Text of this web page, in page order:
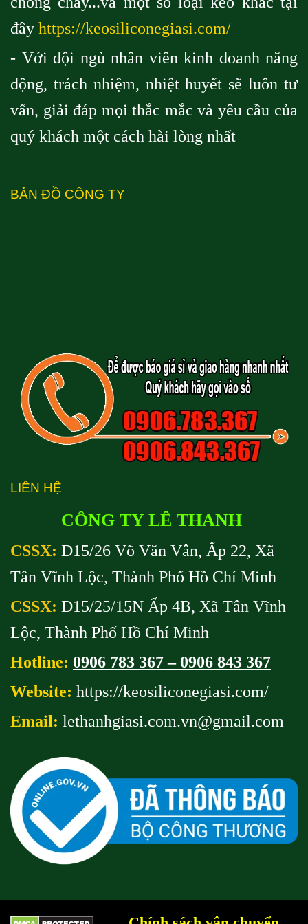
đây https://keosiliconegiasi.com/
- Với đội ngủ nhân viên kinh doanh năng
động, trách nhiệm, nhiệt huyết sẽ luôn tư
vấn, giải đáp mọi thắc mắc và yêu cầu của
quý khách một cách hài lòng nhất
BẢN ĐỒ CÔNG TY
LIÊN HỆ
CÔNG TY LÊ THANH
CSSX: D15/26 Võ Văn Vân, Ấp 22, Xã
Tân Vĩnh Lộc, Thành Phố Hồ Chí Minh
CSSX: D15/25/15N Ấp 4B, Xã Tân Vĩnh
Lộc, Thành Phố Hồ Chí Minh
Hotline: 0906 783 367 – 0906 843 367
Website: https://keosiliconegiasi.com/
Email: lethanhgiasi.com.vn@gmail.com